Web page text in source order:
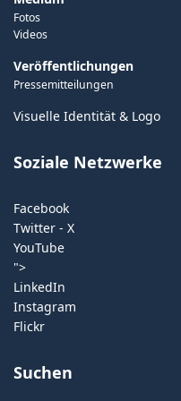
Fotos
Videos
Veröffentlichungen
Pressemitteilungen
Visuelle Identität & Logo
Soziale Netzwerke
Facebook
Twitter - X
YouTube
">
LinkedIn
Instagram
Flickr
Suchen